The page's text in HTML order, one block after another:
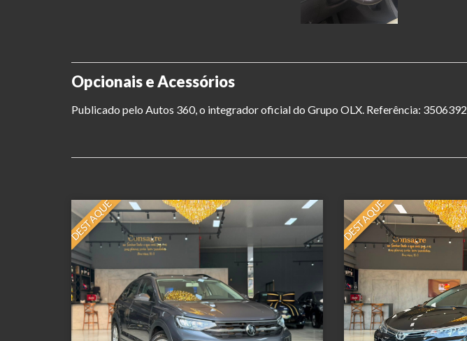
Opcionais e Acessórios
Publicado pelo Autos 360, o integrador oficial do Grupo OLX. Referência: 3506392
DESTAQUE DESTAQUE